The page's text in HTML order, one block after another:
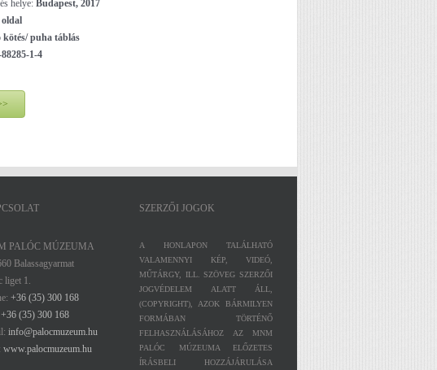
helye: Budapest, 2017
oldal
kötés/ puha táblás
1-4
PALÓC MÚZEUMA
Balassagyarmat
liget 1.
+36 (35) 300 168
+36 (35) 300 168
info@palocmuzeum.hu
www.palocmuzeum.hu
SZERZŐI JOGOK
A HONLAPON TALÁLHATÓ
VALAMENNYI KÉP, VIDEÓ,
MŰTÁRGY, ILL. SZÖVEG SZERZŐI
JOGVÉDELEM ALATT ÁLL,
(COPYRIGHT), AZOK BÁRMILYEN
FORMÁBAN TÖRTÉNŐ
FELHASZNÁLÁSÁHOZ AZ MNM
PALÓC MÚZEUMA ELŐZETES
ÍRÁSBELI HOZZÁJÁRULÁSA